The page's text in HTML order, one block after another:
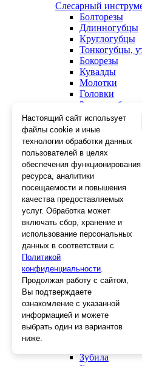
Слесарный
Болторезы
Длинногубцы
Круглогубцы
Тонкогубцы,
Бокорезы
Кувалды
Молотки
Головки
Зенкера,
Керны
Патроны,
Ножницы
Стопорные
Съемники
Пинцеты
Магниты
Клещи для
Кабелерезы
Гайкорезы
Зажимы ручные
Подшипники
Тиски
Плоскогубцы
Отвертки
Ножницы по
Напильники,
Наборы
Кусачки
Зубила
Настоящий сайт использует
файлы cookie и иные
технологии обработки данных
пользователей в целях
обеспечения функционирования
ресурса, аналитики
посещаемости и повышения
качества предоставляемых
услуг. Обработка может
включать сбор, хранение и
использование персональных
данных в соответствии с
Политикой
конфиденциальности.
Продолжая работу с сайтом,
Вы подтверждаете
ознакомление с указанной
информацией и можете
выбрать один из вариантов
ниже.